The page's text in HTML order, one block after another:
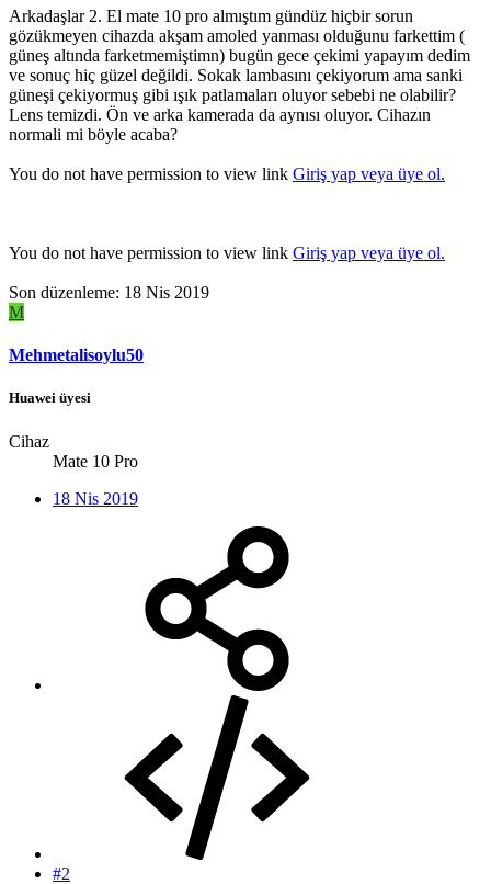
Arkadaşlar 2. El mate 10 pro almıştım gündüz hiçbir sorun
gözükmeyen cihazda akşam amoled yanması olduğunu farkettim (
güneş altında farketmemiştimn) bugün gece çekimi yapayım dedim
ve sonuç hiç güzel değildi. Sokak lambasını çekiyorum ama sanki
güneşi çekiyormuş gibi ışık patlamaları oluyor sebebi ne olabilir?
Lens temizdi. Ön ve arka kamerada da aynısı oluyor. Cihazın
normali mi böyle acaba?
You do not have permission to view link Giriş yap veya üye ol.
You do not have permission to view link Giriş yap veya üye ol.
Son düzenleme: 18 Nis 2019
M
Mehmetalisoylu50
Huawei üyesi
Cihaz
Mate 10 Pro
18 Nis 2019
#2